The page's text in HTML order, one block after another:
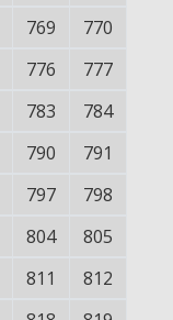
769
770
776
777
783
784
790
791
797
798
804
805
811
812